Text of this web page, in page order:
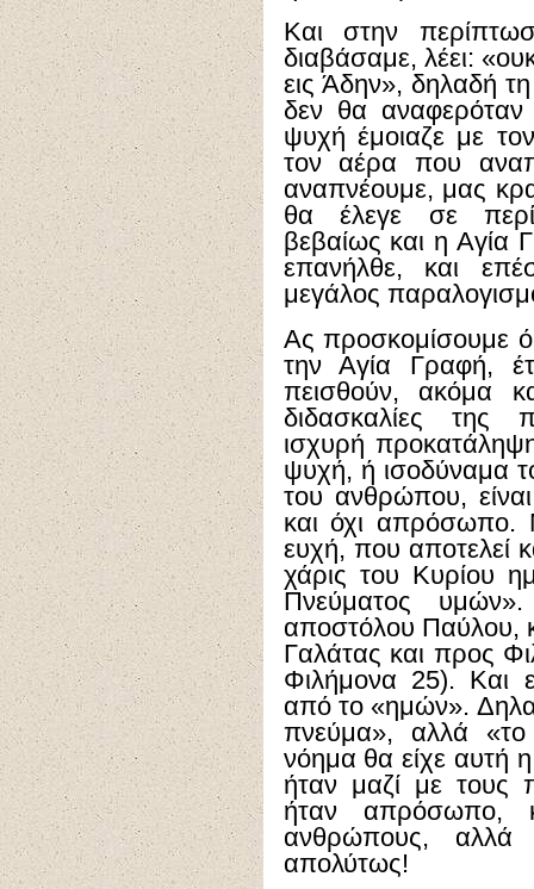
Και στην
διαβάσαμε, λέει:
εις Άδην», δηλαδή
δεν θα
ψυχή έμοιαζε με
τον αέρα που
αναπνέουμε, μας
θα έλεγε σε
βεβαίως και η Αγία
επανήλθε, και
μεγάλος
Ας προσκομίσουμε
την Αγία Γραφή,
πεισθούν, ακόμα
διδασκαλίες της
ισχυρή
ψυχή, ή ισοδύναμα
του ανθρώπου,
και όχι απρόσωπο.
ευχή, που αποτελεί
χάρις του Κυρίου
Πνεύματος
αποστόλου Παύλου,
Γαλάτας και προς
Φιλήμονα 25). Και
από το «ημών».
πνεύμα», αλλά
νόημα θα είχε αυτή
ήταν μαζί με τους
ήταν απρόσωπο,
ανθρώπους,
απολύτως!